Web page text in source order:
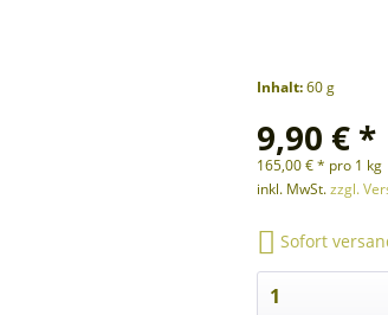
Inhalt:60 g
9,90 € *
165,00 € * pro 1 kg
inkl. MwSt.zzgl.
Sofort